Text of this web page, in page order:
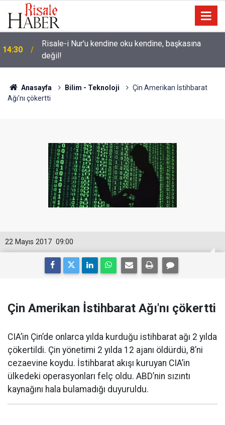
14:00
Üniversite adaylarına 'Sosyal medyanın
yönlendirdiği tercihler kariyeri riske atabilir' uyarısı
Anasayfa Bilim - Teknoloji
Çin Amerikan İstihbarat
Ağı'nı çökertti
09:00
22 Mayıs 2017
Çin Amerikan İstihbarat Ağı'nı çökertti
CIA’in Çin’de onlarca yılda kurduğu istihbarat ağı 2 yılda
çökertildi. Çin yönetimi 2 yılda 12 ajanı öldürdü, 8’ni
cezaevine koydu. İstihbarat akışı kuruyan CIA’in
ülkedeki operasyonları felç oldu. ABD’nin sızıntı
kaynağını hala bulamadığı duyuruldu.